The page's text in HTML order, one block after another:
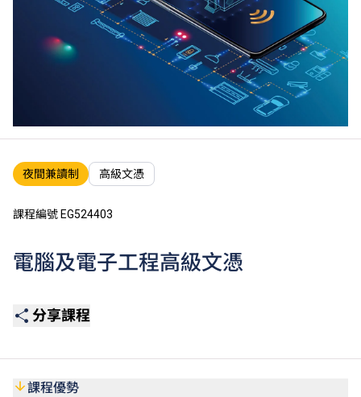
夜間兼讀制 高級文憑
課程編號 EG524403
電腦及電子工程高級文憑
分享課程
課程優勢